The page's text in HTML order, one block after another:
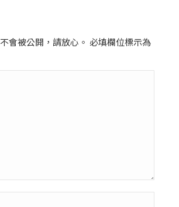
會被公開，請放心。 必填欄位標示為